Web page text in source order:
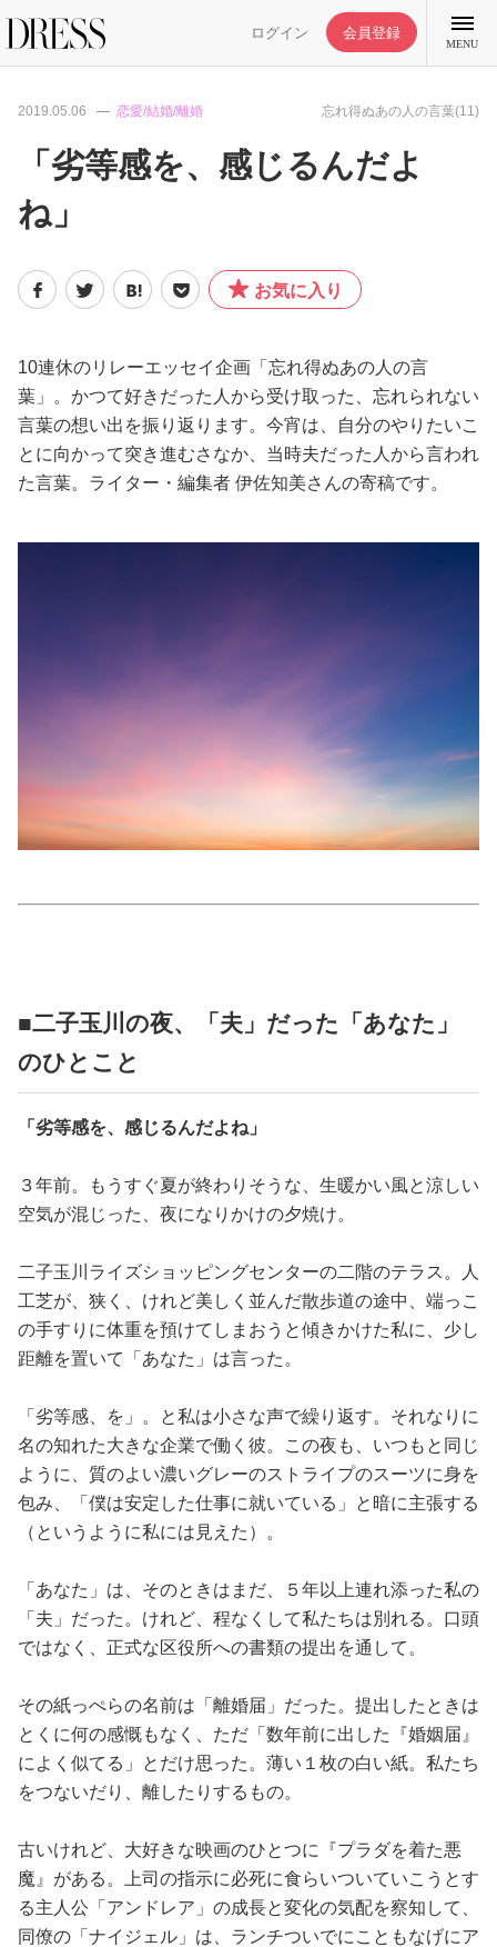
ログイン 会員登録
MENU
DRESS部活
ファッション
恋愛/結婚/離婚
美容/健康
性と愛
ゲーム
2019.05.06 恋愛/結婚/離婚 忘れ得ぬあの人の言葉(11)
「劣等感を、感じるんだよ
ね」
お気に入り
10連休のリレーエッセイ企画「忘れ得ぬあの人の言
葉」。かつて好きだった人から受け取った、忘れられない
言葉の想い出を振り返ります。今宵は、自分のやりたいこ
とに向かって突き進むさなか、当時夫だった人から言われ
た言葉。ライター・編集者 伊佐知美さんの寄稿です。
■二子玉川の夜、「夫」だった「あなた」
のひとこと
「劣等感を、感じるんだよね」
３年前。もうすぐ夏が終わりそうな、生暖かい風と涼しい
空気が混じった、夜になりかけの夕焼け。
二子玉川ライズショッピングセンターの二階のテラス。人
工芝が、狭く、けれど美しく並んだ散歩道の途中、端っこ
の手すりに体重を預けてしまおうと傾きかけた私に、少し
距離を置いて「あなた」は言った。
「劣等感、を」。と私は小さな声で繰り返す。それなりに
名の知れた大きな企業で働く彼。この夜も、いつもと同じ
ように、質のよい濃いグレーのストライプのスーツに身を
包み、「僕は安定した仕事に就いている」と暗に主張する
（というように私には見えた）。
「あなた」は、そのときはまだ、５年以上連れ添った私の
「夫」だった。けれど、程なくして私たちは別れる。口頭
ではなく、正式な区役所への書類の提出を通して。
その紙っぺらの名前は「離婚届」だった。提出したときは
とくに何の感慨もなく、ただ「数年前に出した『婚姻届』
によく似てる」とだけ思った。薄い１枚の白い紙。私たち
をつないだり、離したりするもの。
古いけれど、大好きな映画のひとつに『プラダを着た悪
魔』がある。上司の指示に必死に食らいついていこうとす
る主人公「アンドレア」の成長と変化の気配を察知して、
同僚の「ナイジェル」は、ランチついでにこともなげにア